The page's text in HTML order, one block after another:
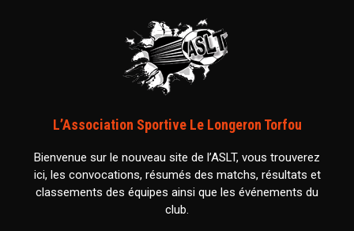
L’Association Sportive Le Longeron Torfou
Bienvenue sur le nouveau site de l’ASLT, vous trouverez
ici, les convocations, résumés des matchs, résultats et
classements des équipes ainsi que les événements du
club.